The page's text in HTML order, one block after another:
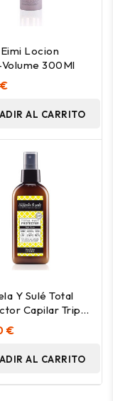
Locion
300Ml
AL CARRITO
Y Sulé Total
Capilar Triple
100Ml
€
AL CARRITO